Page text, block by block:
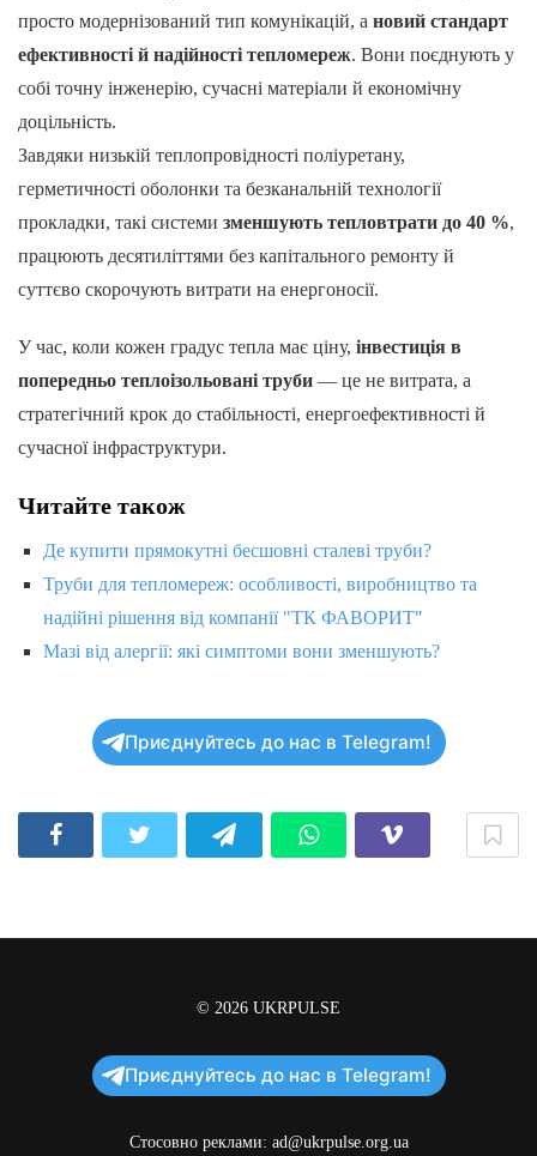
просто модернізований тип комунікацій, а новий стандарт
ефективності й надійності тепломереж. Вони поєднують у
собі точну інженерію, сучасні матеріали й економічну
доцільність.
Завдяки низькій теплопровідності поліуретану,
герметичності оболонки та безканальній технології
прокладки, такі системи зменшують тепловтрати до 40 %,
працюють десятиліттями без капітального ремонту й
суттєво скорочують витрати на енергоносії.
У час, коли кожен градус тепла має ціну, інвестиція в
попередньо теплоізольовані труби — це не витрата, а
стратегічний крок до стабільності, енергоефективності й
сучасної інфраструктури.
Читайте також
Де купити прямокутні бесшовні сталеві труби?
Труби для тепломереж: особливості, виробництво та
надійні рішення від компанії "ТК ФАВОРИТ"
Мазі від алергії: які симптоми вони зменшують?
Приєднуйтесь до нас в Telegram!
© 2026 UKRPULSE
Приєднуйтесь до нас в Telegram!
Стосовно реклами: ad@ukrpulse.org.ua